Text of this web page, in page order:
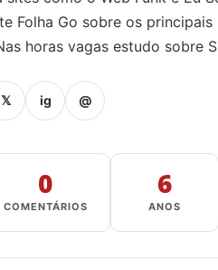
Folha Go sobre os principais
horas vagas estudo sobre
𝕏 ig @
0
COMENTÁRIOS
6
ANOS